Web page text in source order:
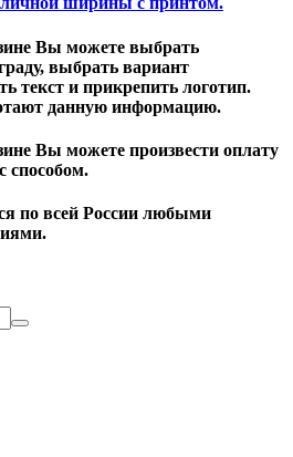
Вы можете выбрать
выбрать вариант
текст и прикрепить логотип.
данную информацию.
Вы можете произвести оплату
по всей Росcии любыми